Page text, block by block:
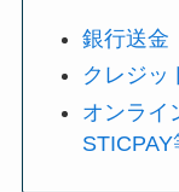
銀行送金
クレジッ
オンライ
STICPAY